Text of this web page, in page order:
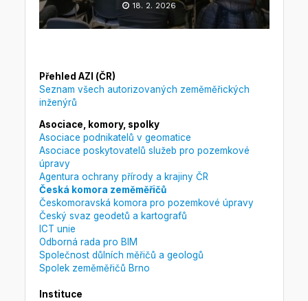
18. 2. 2026
Přehled AZI (ČR)
Seznam všech autorizovaných zeměměřických
inženýrů
Asociace, komory, spolky
Asociace podnikatelů v geomatice
Asociace poskytovatelů služeb pro pozemkové
úpravy
Agentura ochrany přírody a krajiny ČR
Česká komora zeměměřičů
Českomoravská komora pro pozemkové úpravy
Český svaz geodetů a kartografů
ICT unie
Odborná rada pro BIM
Společnost důlních měřičů a geologů
Spolek zeměměřičů Brno
Instituce